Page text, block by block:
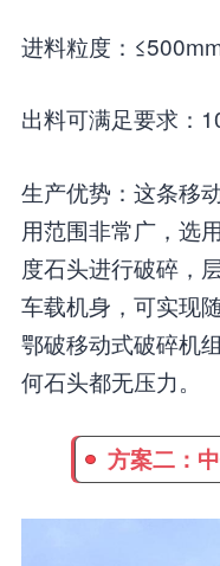
进料粒度：
出料可满足要求：
生产优势：这条移
用范围非常广，选
度石头进行破碎，
车载机身，可实现
鄂破移动式破碎机
何石头都无压力。
方案二：